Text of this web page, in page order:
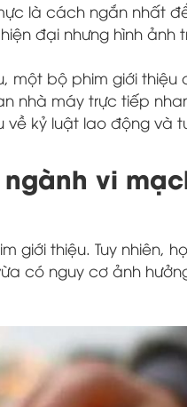
là cách ngắn nhất
đại nhưng hình ảnh
một bộ phim giới thiệu
nhà máy trực tiếp
về kỷ luật lao động và
vi
giới thiệu. Tuy nhiên,
có nguy cơ ảnh